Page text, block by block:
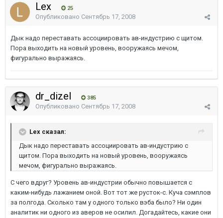
Lex 25
Опубликовано Сентябрь 17, 2008
Дык надо переставать ассоциировать ав-индустрию с щитом.
Пора выходить на новый уровень, вооружаясь мечом,
фигурально выражаясь.
dr_dizel 385
Опубликовано Сентябрь 17, 2008
Lex сказал:
Дык надо переставать ассоциировать ав-индустрию с
щитом. Пора выходить на новый уровень, вооружаясь
мечом, фигурально выражаясь.
С чего вдруг? Уровень ав-индустрии обычно повышается с
каким-нибудь лажанием оной. Вот тот же русток-с. Куча сэмплов
за полгода. Сколько там у одного только вэба было? Ни один
аналитик ни одного из аверов не осилил. Догадайтесь, какие они